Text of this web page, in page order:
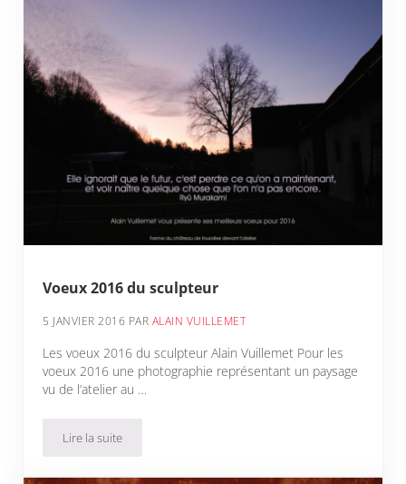
Voeux 2016 du sculpteur
5 JANVIER 2016 PAR ALAIN VUILLEMET
Les voeux 2016 du sculpteur Alain Vuillemet Pour les
voeux 2016 une photographie représentant un paysage
vu de l’atelier au …
Lire la suiteVoeux 2016 du sculpteur